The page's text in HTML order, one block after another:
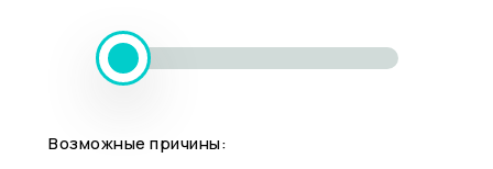
Возможные причины: